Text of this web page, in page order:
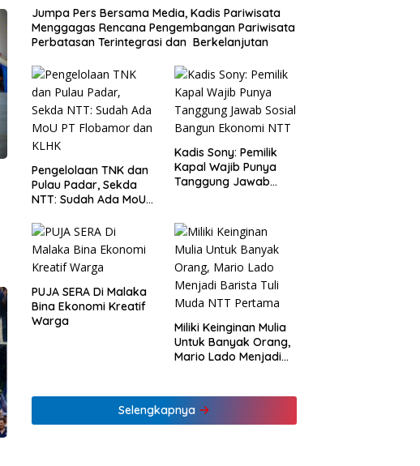
Jumpa Pers Bersama Media, Kadis Pariwisata
Menggagas Rencana Pengembangan Pariwisata
Perbatasan Terintegrasi dan Berkelanjutan
Pengelolaan TNK dan
Pulau Padar, Sekda
NTT: Sudah Ada MoU
KLHK
Kadis Sony: Pemilik
Kapal Wajib Punya
Tanggung Jawab
PUJA SERA Di Malaka
Bina Ekonomi Kreatif
Warga
Miliki Keinginan Mulia
Untuk Banyak Orang,
Mario Lado Menjadi
Selengkapnya